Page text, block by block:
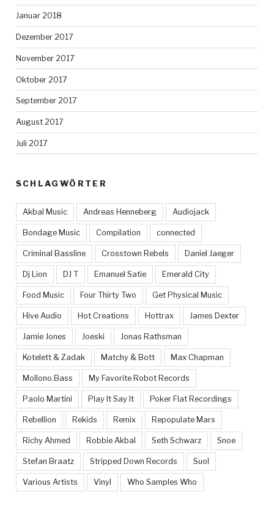
Januar 2018
Dezember 2017
November 2017
Oktober 2017
September 2017
August 2017
Juli 2017
SCHLAGWÖRTER
Akbal Music Andreas Henneberg Audiojack
Bondage Music Compilation connected
Criminal Bassline Crosstown Rebels Daniel Jaeger
Dj Lion DJ T Emanuel Satie Emerald City
Food Music Four Thirty Two Get Physical Music
Hive Audio Hot Creations Hottrax James Dexter
Jamie Jones Joeski Jonas Rathsman
Kotelett & Zadak Matchy & Bott Max Chapman
Mollono.Bass My Favorite Robot Records
Paolo Martini Play It Say It Poker Flat Recordings
Rebellion Rekids Remix Repopulate Mars
Richy Ahmed Robbie Akbal Seth Schwarz Snoe
Stefan Braatz Stripped Down Records Suol
Various Artists Vinyl Who Samples Who